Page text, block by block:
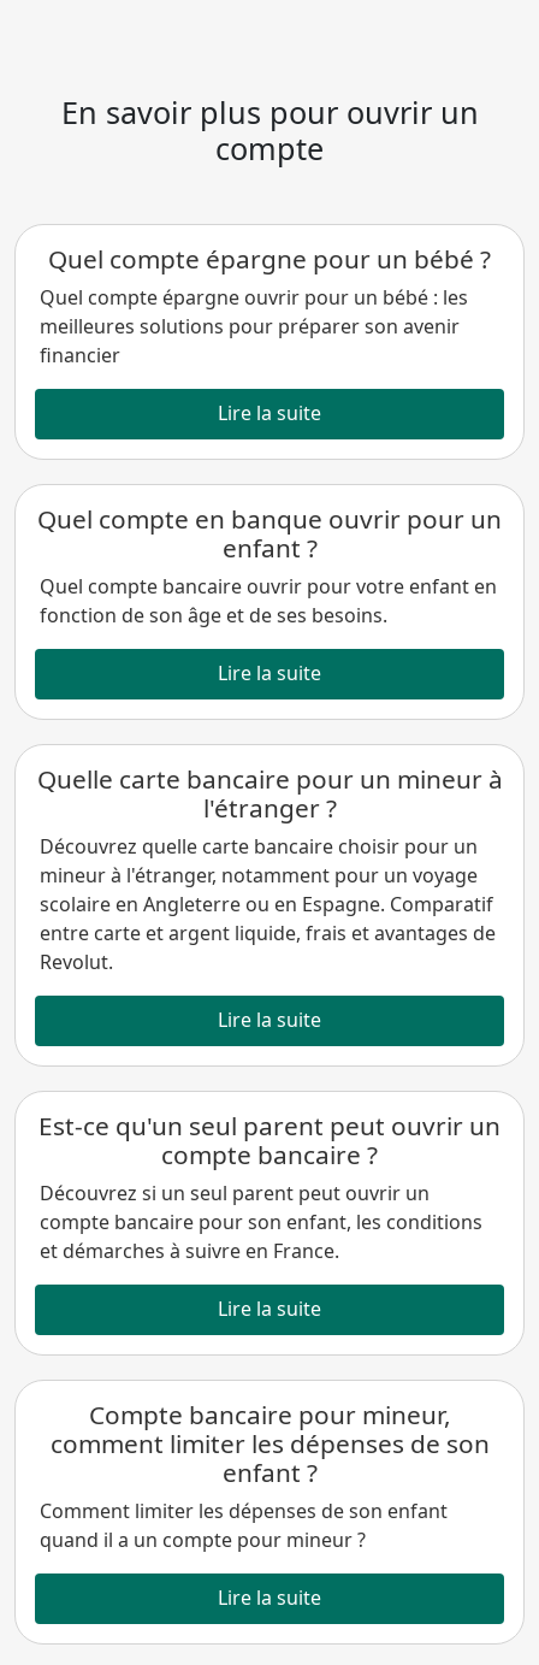
En savoir plus pour ouvrir un
compte
Quel compte épargne pour un bébé ?
Quel compte épargne ouvrir pour un bébé : les
meilleures solutions pour préparer son avenir
financier
Lire la suite
Quel compte en banque ouvrir pour un
enfant ?
Quel compte bancaire ouvrir pour votre enfant en
fonction de son âge et de ses besoins.
Lire la suite
Quelle carte bancaire pour un mineur à
l'étranger ?
Découvrez quelle carte bancaire choisir pour un
mineur à l'étranger, notamment pour un voyage
scolaire en Angleterre ou en Espagne. Comparatif
entre carte et argent liquide, frais et avantages de
Revolut.
Lire la suite
Est-ce qu'un seul parent peut ouvrir un
compte bancaire ?
Découvrez si un seul parent peut ouvrir un
compte bancaire pour son enfant, les conditions
et démarches à suivre en France.
Lire la suite
Compte bancaire pour mineur,
comment limiter les dépenses de son
enfant ?
Comment limiter les dépenses de son enfant
quand il a un compte pour mineur ?
Lire la suite